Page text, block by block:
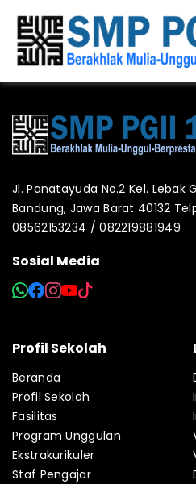
Jl. Panatayuda No.2 Kel. Lebak
Bandung, Jawa Barat 40132
08562153234 / 082219881949
Sosial Media
Profil Sekolah
Beranda
Profil Sekolah
Fasilitas
Program Unggulan
Ekstrakurikuler
Staf Pengajar